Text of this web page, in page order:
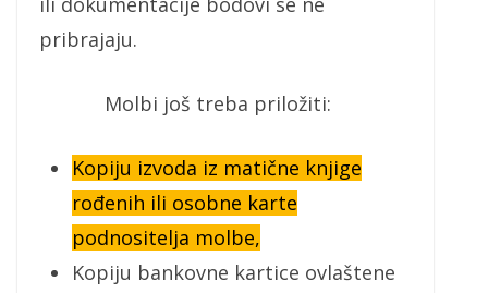
pribrajaju.
Molbi još treba priložiti:
Kopiju izvoda iz matične knjige
rođenih ili osobne karte
podnositelja molbe,
Kopiju bankovne kartice ovlaštene